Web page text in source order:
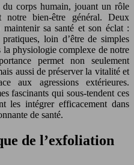
corps humain, jouant un rôle
bien-être général. Deux
maintenir sa santé et son éclat :
loin d’être de simples
la physiologie complexe de notre
permet non seulement
aussi de préserver la vitalité et
aux agressions extérieures.
fascinants qui sous-tendent ces
les intégrer efficacement dans
de santé.
de l’exfoliation